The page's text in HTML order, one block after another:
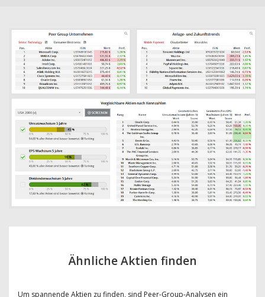
Ähnliche Aktien finden
Um spannende Aktien zu finden, sind Peer-Group-Analysen ein